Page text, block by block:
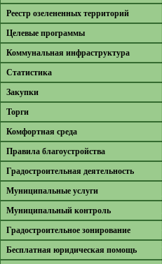
Реестр озелененных территорий
Целевые программы
Коммунальная инфраструктура
Cтатистика
Закупки
Торги
Комфортная среда
Правила благоустройства
Градостроительная деятельность
Муниципальные услуги
Муниципальный контроль
Градостроительное зонирование
Бесплатная юридическая помощь